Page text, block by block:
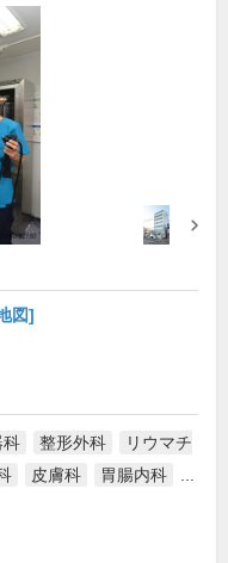
図]
科 整形外科
リウマチ
皮膚科 胃腸内科